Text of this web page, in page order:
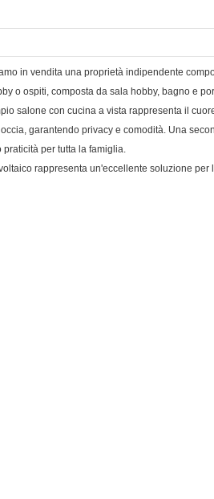
in vendita una proprietà indipendente
o ospiti, composta da sala hobby, bagno e
salone con cucina a vista rappresenta il
garantendo privacy e comodità. Una
per tutta la famiglia.
rappresenta un'eccellente soluzione